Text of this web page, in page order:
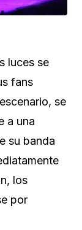
luces se
fans
se
a una
su banda
los
por